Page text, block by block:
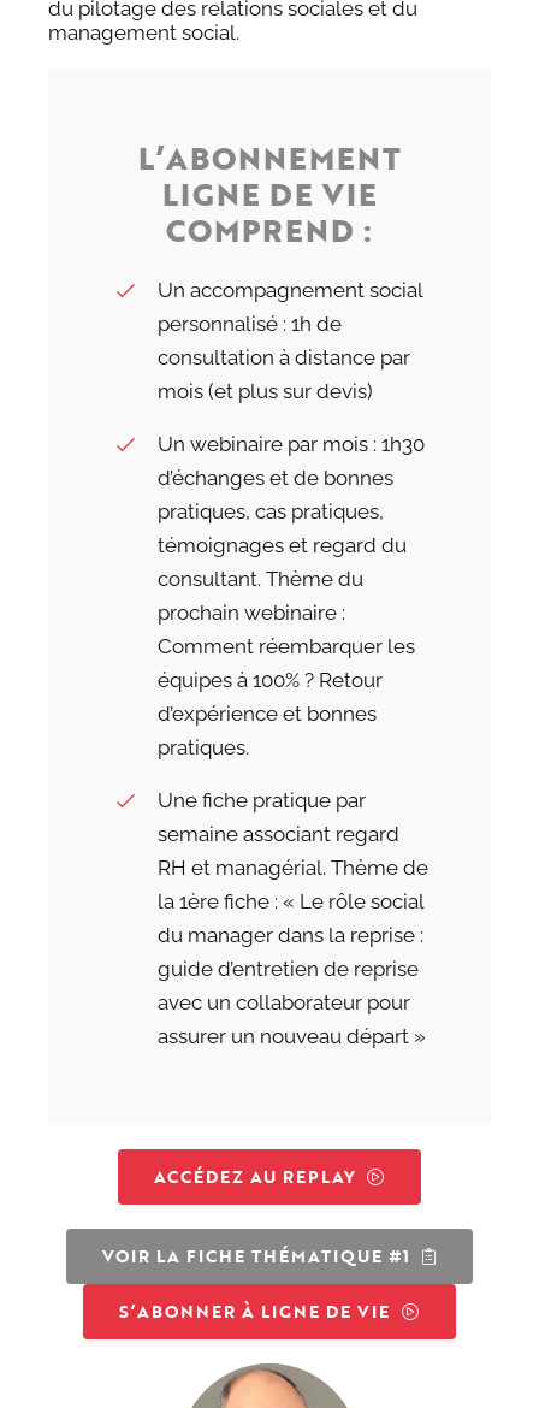
du pilotage des relations sociales et du
management social.
L’ABONNEMENT
LIGNE DE VIE
COMPREND :
Un accompagnement social
personnalisé : 1h de
consultation à distance par
mois (et plus sur devis)
Un webinaire par mois : 1h30
d’échanges et de bonnes
pratiques, cas pratiques,
témoignages et regard du
consultant. Thème du
prochain webinaire :
Comment réembarquer les
équipes à 100% ? Retour
d’expérience et bonnes
pratiques.
Une fiche pratique par
semaine associant regard
RH et managérial. Thème de
la 1ère fiche : « Le rôle social
du manager dans la reprise :
guide d’entretien de reprise
avec un collaborateur pour
assurer un nouveau départ »
ACCÉDEZ AU REPLAY
VOIR LA FICHE THÉMATIQUE #1
S’ABONNER À LIGNE DE VIE